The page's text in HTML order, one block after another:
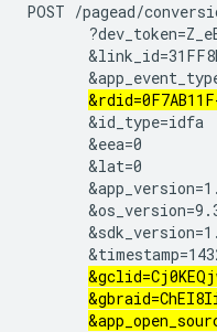
POST /pagead/
       &id_type=idfa
       &eea=0
       &lat=0